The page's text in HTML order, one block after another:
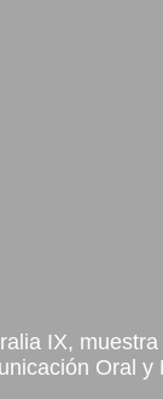
IX, muestra
Oral y